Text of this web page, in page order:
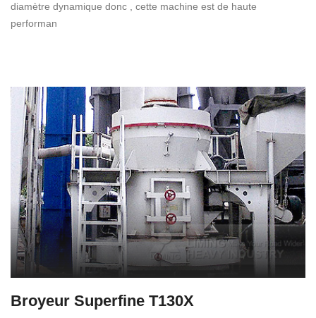
diamètre dynamique donc , cette machine est de haute
performan
Broyeur Superfine T130X